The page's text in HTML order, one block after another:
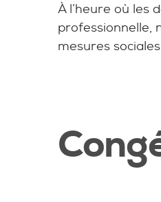
À l’heure où les
professionnelle,
mesures